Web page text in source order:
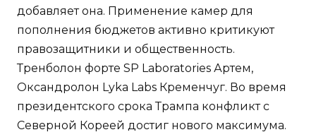
добавляет она. Применение камер для
пополнения бюджетов активно критикуют
правозащитники и общественность.
Тренболон форте SP Laboratories Артем,
Оксандролон Lyka Labs Кременчуг. Во время
президентского срока Трампа конфликт с
Северной Кореей достиг нового максимума.